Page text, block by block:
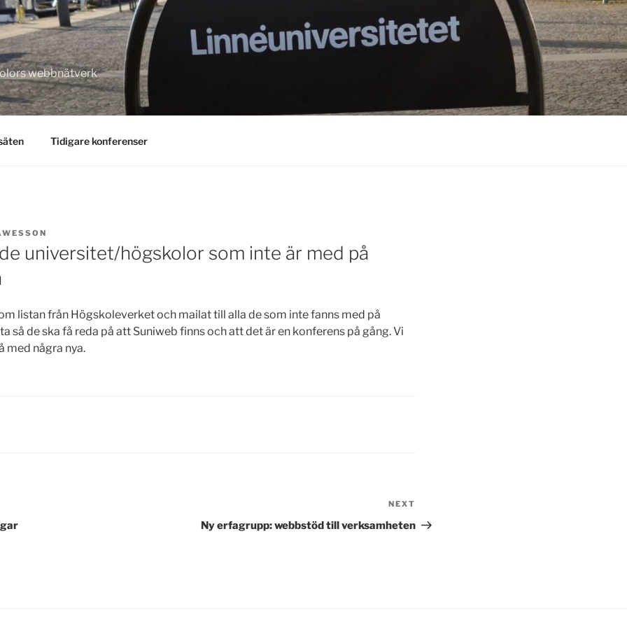
webbnätverk
Tidigare konferenser
universitet/högskolor som inte är med på
listan från Högskoleverket och mailat till alla de som inte fanns med på
så de ska få reda på att Suniweb finns och att det är en konferens på gång. Vi
med några nya.
Post
NEXT
Ny erfagrupp: webbstöd till verksamheten